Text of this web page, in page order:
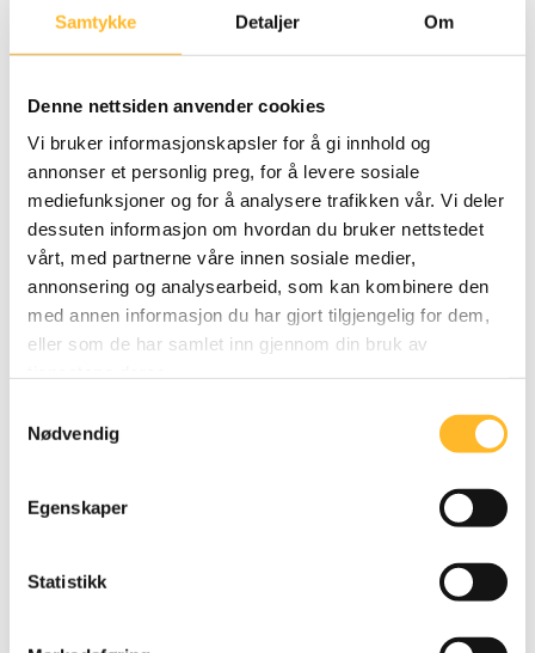
Samtykke Detaljer Om
Denne nettsiden anvender cookies
Vi bruker informasjonskapsler for å gi innhold og
annonser et personlig preg, for å levere sosiale
mediefunksjoner og for å analysere trafikken vår. Vi deler
dessuten informasjon om hvordan du bruker nettstedet
vårt, med partnerne våre innen sosiale medier,
annonsering og analysearbeid, som kan kombinere den
med annen informasjon du har gjort tilgjengelig for dem,
eller som de har samlet inn gjennom din bruk av
Nødvendig
Egenskaper
Statistikk
Evaluering
For å sikre at mulighetene for å utvikle gode
senkarrierer fungerer slik de var tenkt, er det viktig å
følge opp og evaluere hvordan det fungerer i
praksis. Dette kan skje underveis i hverdagen og i
egne evalueringer. Her en noen punkter som kan
vurderes:
Hvordan planlegger vi for gode
Hvordan blir mulighetene i